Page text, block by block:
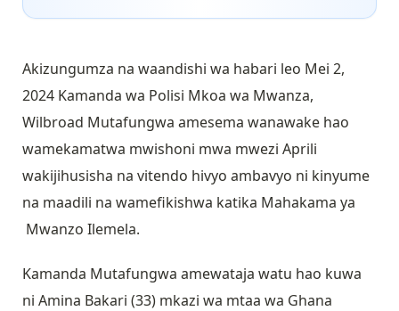
Akizungumza na waandishi wa habari leo Mei 2,
2024 Kamanda wa Polisi Mkoa wa Mwanza,
Wilbroad Mutafungwa amesema wanawake hao
wamekamatwa mwishoni mwa mwezi Aprili
wakijihusisha na vitendo hivyo ambavyo ni kinyume
na maadili na wamefikishwa katika Mahakama ya
Mwanzo Ilemela.
Kamanda Mutafungwa amewataja watu hao kuwa
ni Amina Bakari (33) mkazi wa mtaa wa Ghana